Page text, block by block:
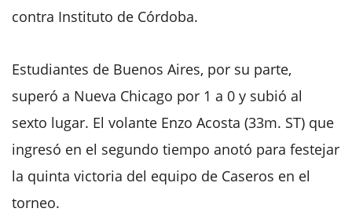
contra Instituto de Córdoba.
Estudiantes de Buenos Aires, por su parte,
superó a Nueva Chicago por 1 a 0 y subió al
sexto lugar. El volante Enzo Acosta (33m. ST) que
ingresó en el segundo tiempo anotó para festejar
la quinta victoria del equipo de Caseros en el
torneo.